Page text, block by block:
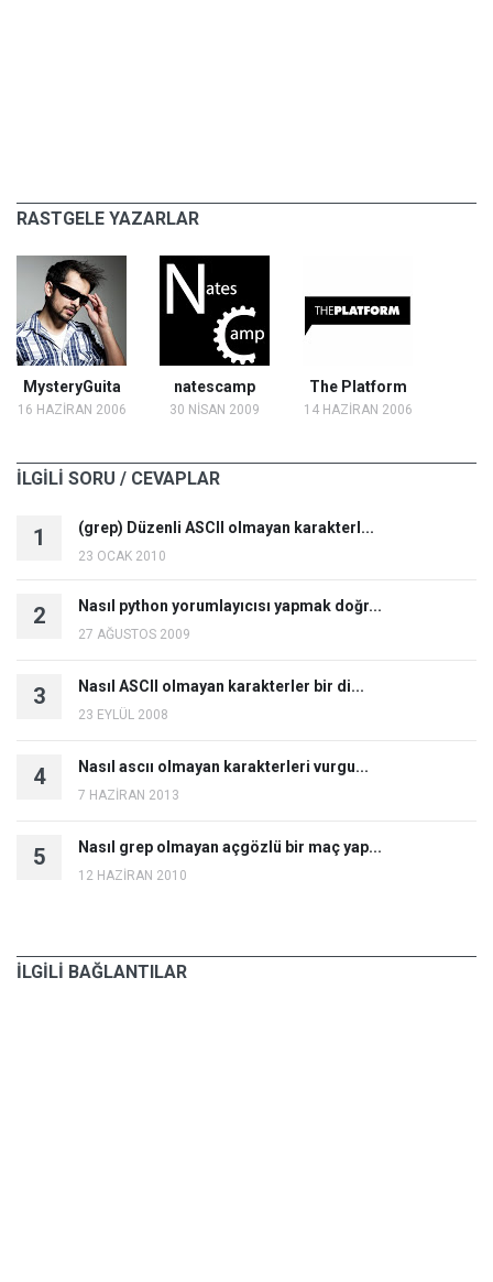
RASTGELE YAZARLAR
MysteryGuita
16 HAZİRAN 2006
natescamp
30 NİSAN 2009
The Platform
14 HAZİRAN 2006
İLGİLİ SORU / CEVAPLAR
1 (grep) Düzenli ASCII olmayan karakterl...
23 OCAK 2010
2 Nasıl python yorumlayıcısı yapmak doğr...
27 AĞUSTOS 2009
3 Nasıl ASCII olmayan karakterler bir di...
23 EYLÜL 2008
4 Nasıl ascıı olmayan karakterleri vurgu...
7 HAZİRAN 2013
5 Nasıl grep olmayan açgözlü bir maç yap...
12 HAZİRAN 2010
İLGİLİ BAĞLANTILAR